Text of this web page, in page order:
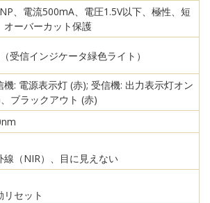
、電流500mA、電圧1.5V以下、極性、短
オーバーカット保護
受信インジケータ緑色ライト）
機: 電源表示灯 (赤); 受信機: 出力表示灯オン
ブラックアウト (赤)
線（NIR）、目に見えない
リセット